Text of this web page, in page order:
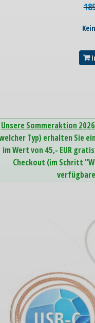
Unsere Sommeraktion
Typ) erhalten Sie
im Wert von 45,- EUR
Checkout (im Schritt